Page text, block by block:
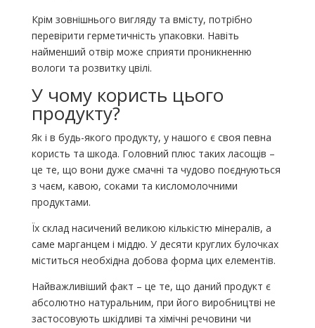
Крім зовнішнього вигляду та вмісту, потрібно
перевірити герметичність упаковки. Навіть
найменший отвір може сприяти проникненню
вологи та розвитку цвілі.
У чому користь цього
продукту?
Як і в будь-якого продукту, у нашого є своя певна
користь та шкода. Головний плюс таких ласощів –
це те, що вони дуже смачні та чудово поєднуються
з чаєм, кавою, соками та кисломолочними
продуктами.
Їх склад насичений великою кількістю мінералів, а
саме марганцем і міддю. У десяти круглих булочках
міститься необхідна добова форма цих елементів.
Найважливіший факт – це те, що даний продукт є
абсолютно натуральним, при його виробництві не
застосовують шкідливі та хімічні речовини чи